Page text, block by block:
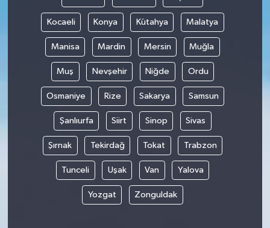
Kocaeli Konya Kütahya Malatya
Manisa Mardin Mersin Muğla
Muş Nevşehir Niğde Ordu
Osmaniye Rize Sakarya Samsun
Şanlıurfa Siirt Sinop Sivas
Şırnak Tekirdağ Tokat Trabzon
Tunceli Uşak Van Yalova
Yozgat Zonguldak